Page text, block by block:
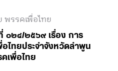
พรรคเพื่อไทย
๐๒๔/๒๕๖๙ เรื่อง การ
ไทยประจำจังหวัดลำพูน
เพื่อไทย